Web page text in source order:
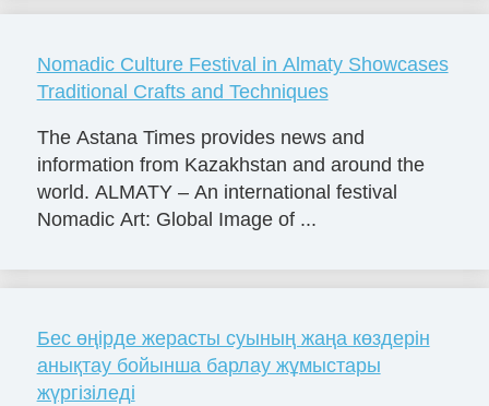
Nomadic Culture Festival in Almaty Showcases
Traditional Crafts and Techniques
The Astana Times provides news and
information from Kazakhstan and around the
world. ALMATY – An international festival
Nomadic Art: Global Image of ...
Бес өңірде жерасты суының жаңа көздерін
анықтау бойынша барлау жұмыстары
жүргізіледі